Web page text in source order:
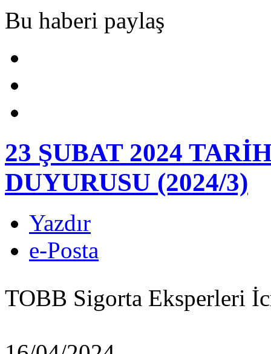
Bu haberi paylaş
23 ŞUBAT 2024
DUYURUSU (2024/3)
Yazdır
e-Posta
TOBB Sigorta